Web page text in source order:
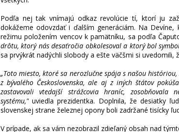
Podľa nej tak vnímajú odkaz revolúcie tí, ktorí ju
dokážeme odovzdať i ďalším generáciám. Na
režimu položením vencov k pamätníku, sa podľa
drôtu, ktorý nás desaťročia obkolesoval a ktorý bol
sa prvýkrát nadýchli slobody a ešte väčšmi si uvedomili,
„Toto miesto, ktoré sa nerozlučne spája s našou
z bývalého Československa, ale aj z iných štátov
zastavovali vtedajší strážcovia hraníc, zosobňovala
systému,"uviedla prezidentka. Doplnila, že desiatky
slovenskej strane železnej opony boli zadržané tisícky
V prípade, ak sa vám nezobrazil zdieľaný obsah nad